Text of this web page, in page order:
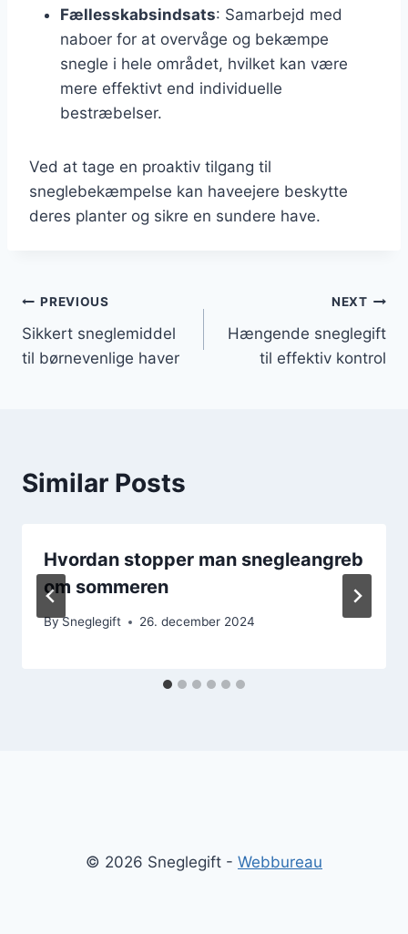
Fællesskabsindsats: Samarbejd med
naboer for at overvåge og bekæmpe
snegle i hele området, hvilket kan være
mere effektivt end individuelle
bestræbelser.
Ved at tage en proaktiv tilgang til
sneglebekæmpelse kan haveejere beskytte
deres planter og sikre en sundere have.
Indlægsnavigation
PREVIOUS
Sikkert sneglemiddel
til børnevenlige haver
NEXT
Hængende sneglegift
til effektiv kontrol
Similar Posts
Hvordan stopper man snegleangreb
om sommeren
BySneglegift 26. december 2024
© 2026 Sneglegift - Webbureau